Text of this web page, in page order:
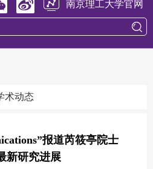
南京理工大学官网
术动态
报道芮筱亭院士
新研究进展